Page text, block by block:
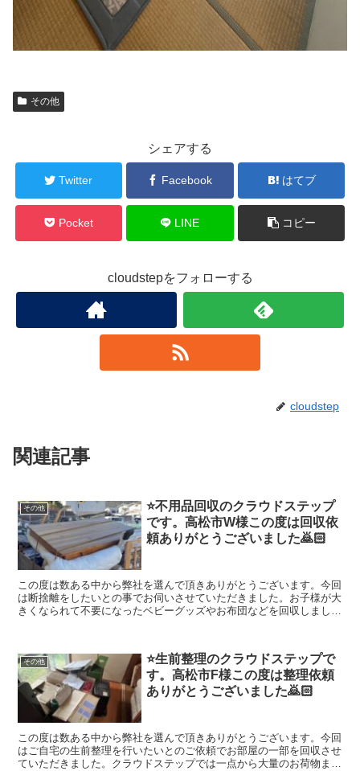
その他
シェアする
Twitter Facebook はてブ
Pocket LINE コピー
cloudstepをフォローする
cloudstep
関連記事
その他
⭐️不用品回収のクラウドステップ
です。高松市W様この度は回収依
頼ありがとうございました🙇🏻
この度は数ある中から弊社を選んで頂きありがとうございます。今回
は断捨離をしたいとの事でお伺いさせていただきました。お子様が大
きくなられて不要になったベビーグッズやお布団などを回収しまし
場合でも1点づつ丁寧に仕分けを行い適切な処理をおこないます。1
点から大量の不用品 粗大ゴミまで回収させていただいておりますの
で、お気軽にご相談してください。クラウドステップは高松市や香川
県全域の不用品回収、資産整理の事に真剣に取り組んでいます。クラ
ウドステップは香川県のお客さんのことを考え安心安全な会社を目指
しています。建物解体のクラウドも運営していますのでどんなご相談
でも幅広く対応出来ますのでよろしくお願いします。
その他
⭐️生前整理のクラウドステップで
す。高松市F様この度は整理依頼
ありがとうございました🙇🏻
この度は数ある中から弊社を選んで頂きありがとうございます。今回
はご自宅の生前整理を行いたいとのご依頼でお部屋の一部を回収させ
ていただきました。クラウドステップでは一点から大量のお荷物まで